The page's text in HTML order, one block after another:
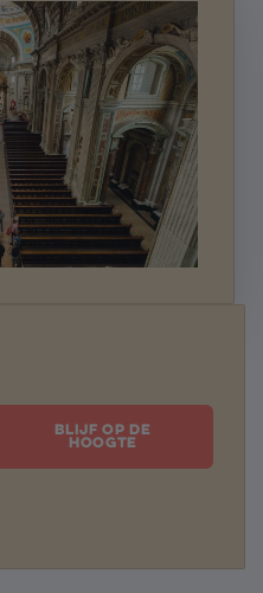
BLIJF OP DE
HOOGTE
nieuwsbrief en mis nooit